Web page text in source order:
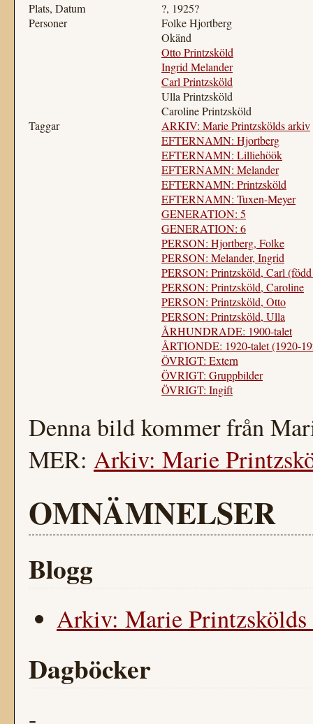
Plats, Datum
?, 1925?
Personer
Folke Hjortberg
Okänd
Otto Printzsköld
Ingrid Melander
Carl Printzsköld
Ulla Printzsköld
Caroline Printzsköld
Taggar
ARKIV: Marie Printzskölds arkiv
EFTERNAMN: Hjortberg
EFTERNAMN: Lilliehöök
EFTERNAMN: Melander
EFTERNAMN: Printzsköld
EFTERNAMN: Tuxen-Meyer
GENERATION: 5
GENERATION: 6
PERSON: Hjortberg, Folke
PERSON: Melander, Ingrid
PERSON: Printzsköld, Carl
PERSON: Printzsköld, Caroline
PERSON: Printzsköld, Otto
PERSON: Printzsköld, Ulla
ÅRHUNDRADE: 1900-talet
ÅRTIONDE: 1920-talet (1920-
ÖVRIGT: Extern
ÖVRIGT: Gruppbilder
ÖVRIGT: Ingift
Denna bild kommer från
MER: Arkiv: Marie
OMNÄMNELSER
Blogg
Arkiv: Marie
Dagböcker